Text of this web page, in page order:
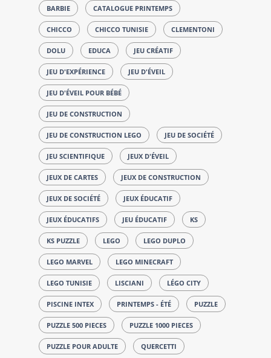
BARBIE CATALOGUE PRINTEMPS
CHICCO CHICCO TUNISIE CLEMENTONI
DOLU EDUCA JEU CRÉATIF
JEU D'EXPÉRIENCE JEU D'ÉVEIL
JEU D'ÉVEIL POUR BÉBÉ
JEU DE CONSTRUCTION
JEU DE CONSTRUCTION LEGO JEU DE SOCIÉTÉ
JEU SCIENTIFIQUE JEUX D'ÉVEIL
JEUX DE CARTES JEUX DE CONSTRUCTION
JEUX DE SOCIÉTÉ JEUX ÉDUCATIF
JEUX ÉDUCATIFS JEU ÉDUCATIF KS
KS PUZZLE LEGO LEGO DUPLO
LEGO MARVEL LEGO MINECRAFT
LEGO TUNISIE LISCIANI LÉGO CITY
PISCINE INTEX PRINTEMPS - ÉTÉ PUZZLE
PUZZLE 500 PIECES PUZZLE 1000 PIECES
PUZZLE POUR ADULTE QUERCETTI